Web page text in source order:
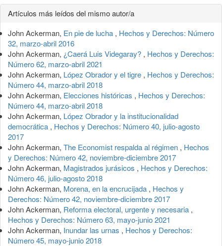
Detalles
del
artículo
Artículos más leídos del mismo autor/a
John Ackerman, En pie de lucha , Hechos y Derechos: Número
32, marzo-abril 2016
John Ackerman, ¿Caerá Luis Videgaray? , Hechos y Derechos:
Número 62, marzo-abril 2021
John Ackerman, López Obrador y el tigre , Hechos y Derechos:
Número 44, marzo-abril 2018
John Ackerman, Elecciones históricas , Hechos y Derechos:
Número 44, marzo-abril 2018
John Ackerman, López Obrador y la institucionalidad
democrática , Hechos y Derechos: Número 40, julio-agosto
2017
John Ackerman, The Economist respalda al régimen , Hechos
y Derechos: Número 42, noviembre-diciembre 2017
John Ackerman, Magistrados jurásicos , Hechos y Derechos:
Número 46, julio-agosto 2018
John Ackerman, Morena, en la encrucijada , Hechos y
Derechos: Número 42, noviembre-diciembre 2017
John Ackerman, Reforma electoral, urgente y necesaria ,
Hechos y Derechos: Número 63, mayo-junio 2021
John Ackerman, Inundar las urnas , Hechos y Derechos:
Número 45, mayo-junio 2018